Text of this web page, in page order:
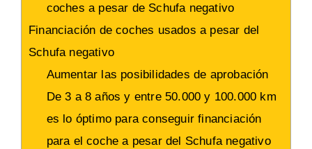
coches a pesar de Schufa negativo
Financiación de coches usados a pesar del
Schufa negativo
Aumentar las posibilidades de aprobación
De 3 a 8 años y entre 50.000 y 100.000 km
es lo óptimo para conseguir financiación
para el coche a pesar del Schufa negativo